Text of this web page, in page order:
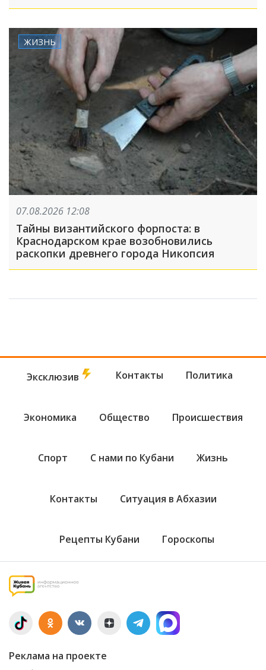
ЖИЗНЬ
07.08.2026 12:08
Тайны византийского форпоста: в
Краснодарском крае возобновились
раскопки древнего города Никопсия
Эксклюзив Контакты Политика
Экономика Общество Происшествия
Спорт С нами по Кубани Жизнь
Контакты Ситуация в Абхазии
Рецепты Кубани Гороскопы
Реклама на проекте